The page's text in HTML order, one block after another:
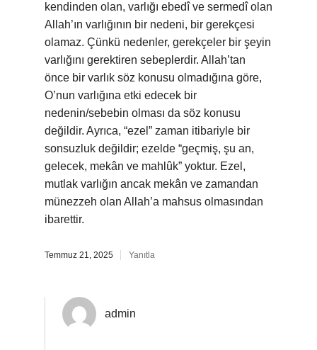
kendinden olan, varlığı ebedî ve sermedî olan
Allah’ın varlığının bir nedeni, bir gerekçesi
olamaz. Çünkü nedenler, gerekçeler bir şeyin
varlığını gerektiren sebeplerdir. Allah’tan
önce bir varlık söz konusu olmadığına göre,
O’nun varlığına etki edecek bir
nedenin/sebebin olması da söz konusu
değildir. Ayrıca, “ezel” zaman itibariyle bir
sonsuzluk değildir; ezelde “geçmiş, şu an,
gelecek, mekân ve mahlûk” yoktur. Ezel,
mutlak varlığın ancak mekân ve zamandan
münezzeh olan Allah’a mahsus olmasından
ibarettir.
Temmuz 21, 2025 Yanıtla
admin